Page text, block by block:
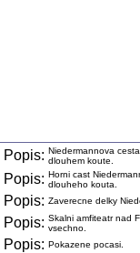
Popis: Niedermannova
dlouhem koute.
Popis: Horni cast
dlouheho kouta.
Popis: Zaverecne delky
Popis: Skalni amfiteatr nad
vsechno.
Popis: Pokazene pocasi.